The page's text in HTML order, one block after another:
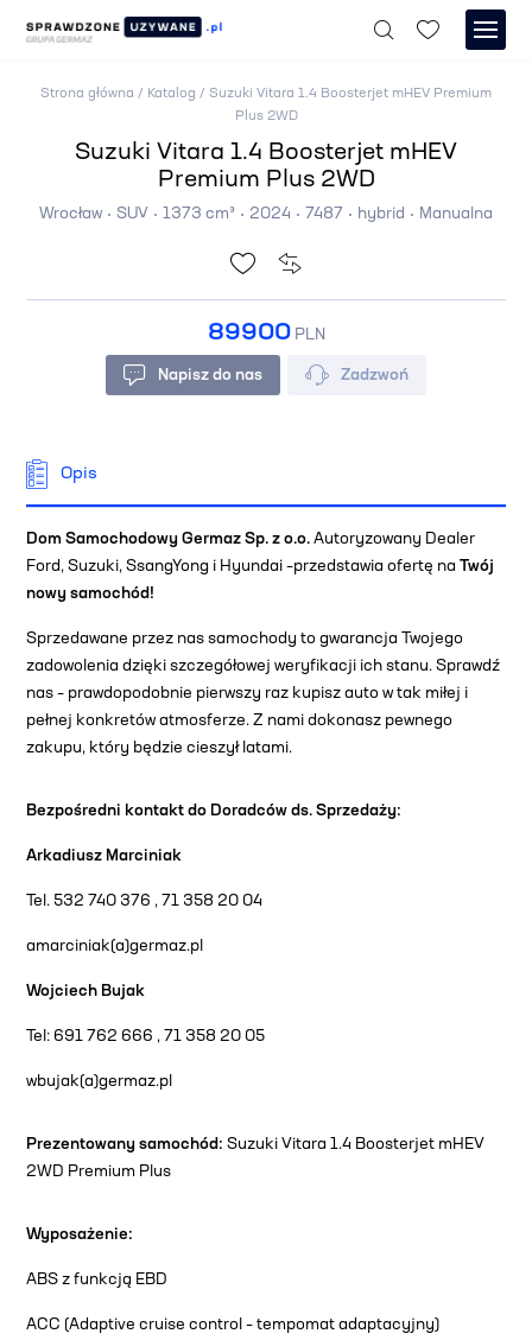
Strona główna / Katalog / Suzuki Vitara 1.4 Boosterjet mHEV Premium
Plus 2WD
Suzuki Vitara 1.4 Boosterjet mHEV
Premium Plus 2WD
Wrocław SUV 1373 cm³ 2024 7487 hybrid Manualna
89900PLN
Napisz do nas Zadzwoń
Opis
Dom Samochodowy Germaz Sp. z o.o.Autoryzowany Dealer
Ford, Suzuki, SsangYong i Hyundai –przedstawia ofertę naTwój
nowy samochód!
Sprzedawane przez nas samochody to gwarancja Twojego
zadowolenia dzięki szczegółowej weryfikacji ich stanu. Sprawdź
nas – prawdopodobnie pierwszy raz kupisz auto w tak miłej i
pełnej konkretów atmosferze. Z nami dokonasz pewnego
zakupu, który będzie cieszył latami.
Bezpośredni kontakt do Doradców ds. Sprzedaży:
Arkadiusz Marciniak
Tel. 532 740 376 , 71 358 20 04
amarciniak(a)germaz.pl
Wojciech Bujak
Tel: 691 762 666 , 71 358 20 05
wbujak(a)germaz.pl
Prezentowany samochód:Suzuki Vitara 1.4 Boosterjet mHEV
2WD Premium Plus
Wyposażenie:
ABS z funkcją EBD
ACC (Adaptive cruise control – tempomat adaptacyjny)